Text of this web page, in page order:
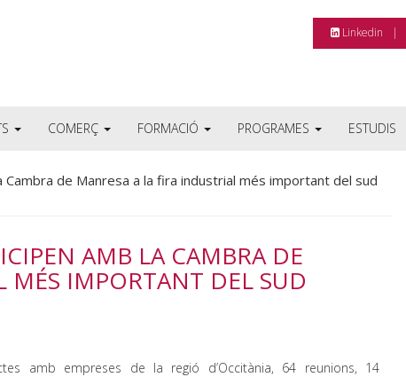
Linkedin
COMERÇ FORMACIÓ PROGRAMES ESTUDIS
de Manresa a la fira industrial més important del sud
AMB LA CAMBRA DE
MÉS IMPORTANT DEL SUD
amb empreses de la regió d’Occitània, 64 reunions, 14